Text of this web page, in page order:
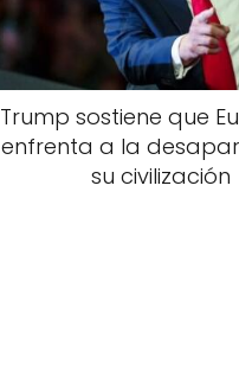
Trump sostiene que
enfrenta a la
su civilización